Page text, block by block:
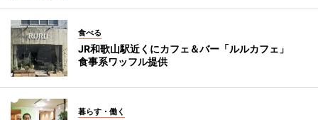
食べる
JR和歌山駅近くにカフェ＆バー「ルルカフェ」
食事系ワッフル提供
暮らす・働く